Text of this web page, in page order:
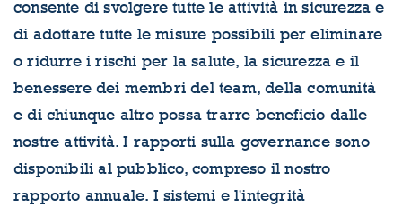
consente di svolgere tutte le attività in sicurezza e
di adottare tutte le misure possibili per eliminare
o ridurre i rischi per la salute, la sicurezza e il
benessere dei membri del team, della comunità
e di chiunque altro possa trarre beneficio dalle
nostre attività. I rapporti sulla governance sono
disponibili al pubblico, compreso il nostro
rapporto annuale. I sistemi e l'integrità